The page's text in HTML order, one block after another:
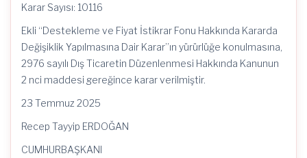
Karar Sayısı: 10116
Ekli “Destekleme ve Fiyat İstikrar Fonu Hakkında Kararda
Değişiklik Yapılmasına Dair Karar”ın yürürlüğe konulmasına,
2976 sayılı Dış Ticaretin Düzenlenmesi Hakkında Kanunun
2 nci maddesi gereğince karar verilmiştir.
23 Temmuz 2025
Recep Tayyip ERDOĞAN
CUMHURBAŞKANI